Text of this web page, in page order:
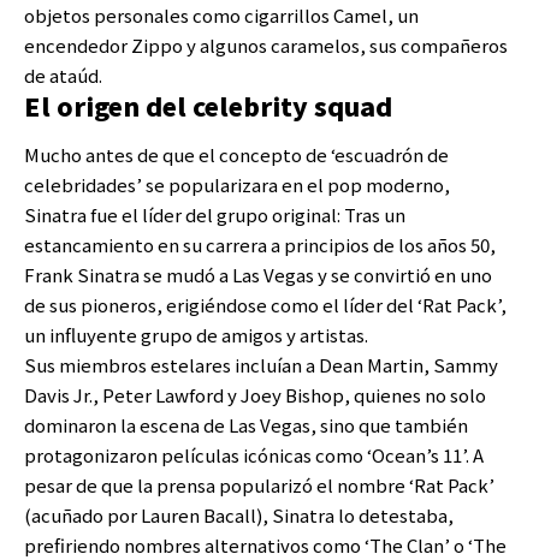
objetos personales como cigarrillos Camel, un
encendedor Zippo y algunos caramelos, sus compañeros
de ataúd.
El origen del celebrity squad
Mucho antes de que el concepto de ‘escuadrón de
celebridades’ se popularizara en el pop moderno,
Sinatra fue el líder del grupo original: Tras un
estancamiento en su carrera a principios de los años 50,
Frank Sinatra se mudó a Las Vegas y se convirtió en uno
de sus pioneros, erigiéndose como el líder del ‘Rat Pack’,
un influyente grupo de amigos y artistas.
Sus miembros estelares incluían a Dean Martin, Sammy
Davis Jr., Peter Lawford y Joey Bishop, quienes no solo
dominaron la escena de Las Vegas, sino que también
protagonizaron películas icónicas como ‘Ocean’s 11’. A
pesar de que la prensa popularizó el nombre ‘Rat Pack’
(acuñado por Lauren Bacall), Sinatra lo detestaba,
prefiriendo nombres alternativos como ‘The Clan’ o ‘The